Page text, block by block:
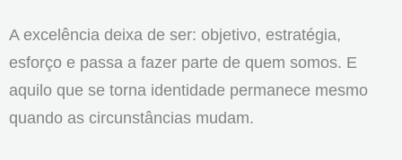
A excelência deixa de ser: objetivo, estratégia,
esforço e passa a fazer parte de quem somos. E
aquilo que se torna identidade permanece mesmo
quando as circunstâncias mudam.